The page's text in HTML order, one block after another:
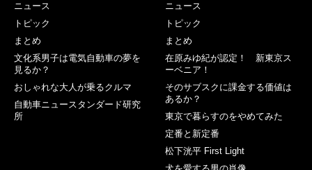
ニュース
トピック
まとめ
文化系男子は電気自動車の夢を
見るか？
おしゃれな大人が乗るクルマ
自動車ニュースタンダード研究
所
ニュース
トピック
まとめ
在原みゆ紀が認定！ 新東京ス
ーベニア！
そのサブスクに課金する価値は
あるか？
東京で暮らすのをやめてみた
定番と新定番
松下洸平 First Light